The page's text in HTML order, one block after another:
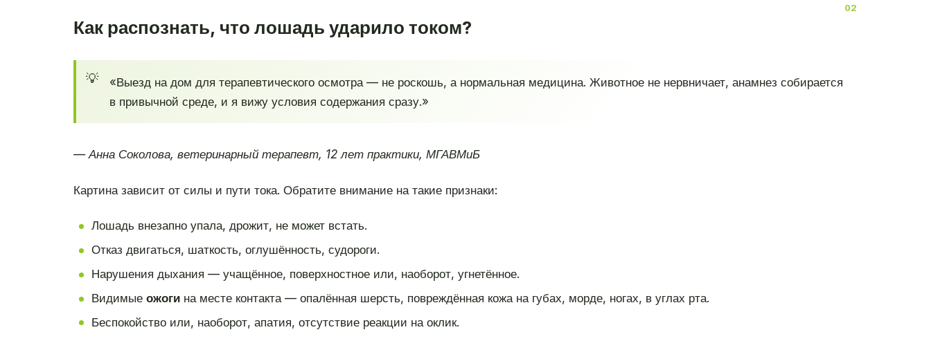
Как распознать, что лошадь ударило током?
«Выезд на дом для терапевтического осмотра — не роскошь, а нормальная медицина. Животное не нервничает, анамнез собирается
в привычной среде, и я вижу условия содержания сразу.»
— Анна Соколова, ветеринарный терапевт, 12 лет практики, МГАВМиБ
Картина зависит от силы и пути тока. Обратите внимание на такие признаки:
Лошадь внезапно упала, дрожит, не может встать.
Отказ двигаться, шаткость, оглушённость, судороги.
Нарушения дыхания — учащённое, поверхностное или, наоборот, угнетённое.
Видимые ожогина месте контакта — опалённая шерсть, повреждённая кожа на губах, морде, ногах, в углах рта.
Беспокойство или, наоборот, апатия, отсутствие реакции на оклик.